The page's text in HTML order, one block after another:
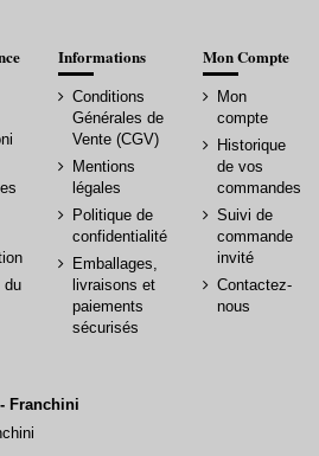
du
Informations
Conditions
Générales de
Vente (CGV)
Mentions
légales
Politique de
confidentialité
Emballages,
livraisons et
paiements
sécurisés
Mon Compte
Mon
compte
Historique
de vos
commandes
Suivi de
commande
invité
Contactez-
nous
Franchini